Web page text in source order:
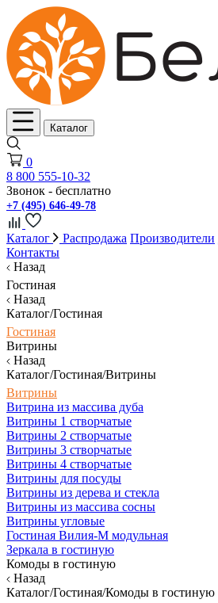
Каталог
0
8 800 555-10-32
Звонок - бесплатно
+7 (495) 646-49-78
Каталог Распродажа Производители
Контакты
Назад
Гостиная
Назад
Каталог/Гостиная
Гостиная
Витрины
Назад
Каталог/Гостиная/Витрины
Витрины
Витрина из массива дуба
Витрины 1 створчатые
Витрины 2 створчатые
Витрины 3 створчатые
Витрины 4 створчатые
Витрины для посуды
Витрины из дерева и стекла
Витрины из массива сосны
Витрины угловые
Гостиная Вилия-М модульная
Зеркала в гостиную
Комоды в гостиную
Назад
Каталог/Гостиная/Комоды в гостиную